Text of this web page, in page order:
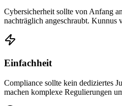
Cybersicherheit sollte von Anfang
nachträglich angeschraubt. Kunnus
Einfachheit
Compliance sollte kein dediziertes
machen komplexe Regulierungen